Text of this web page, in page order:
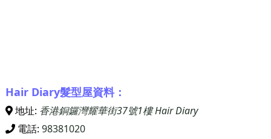
Hair Diary髮型屋資料：
地址: 香港銅鑼灣耀華街37號1樓 Hair Diary
電話: 98381020